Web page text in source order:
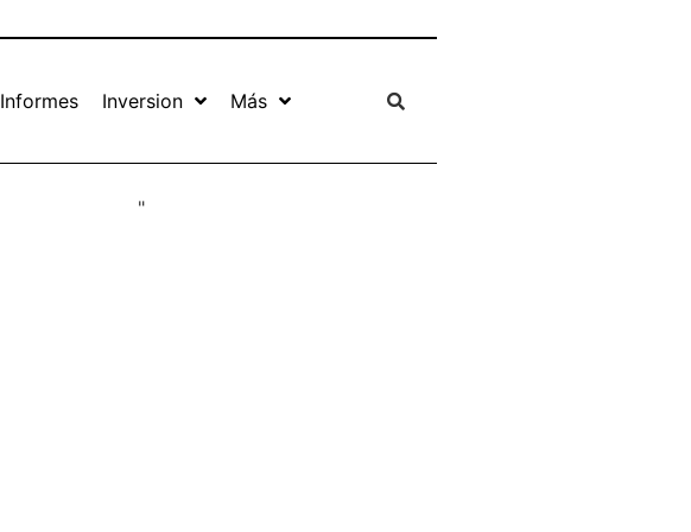
Informes Inversion Más
"